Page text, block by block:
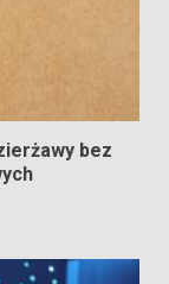
bez